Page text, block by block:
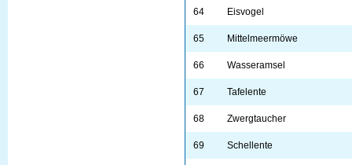
64 Eisvogel
65 Mittelmeermöwe
66 Wasseramsel
67 Tafelente
68 Zwergtaucher
69 Schellente